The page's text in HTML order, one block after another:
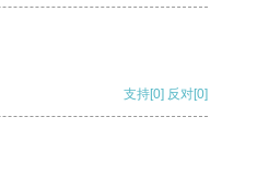
支持[0] 反对[0]